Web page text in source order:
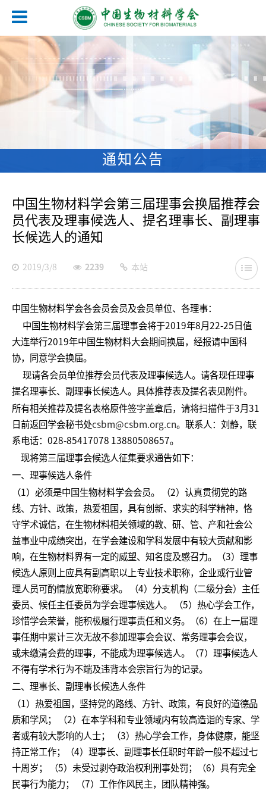
通知公告
中国生物材料学会第三届理事会换届推荐会
员代表及理事候选人、提名理事长、副理事
长候选人的通知
2019/3/8 2239 本站
中国生物材料学会各会员会员及会员单位、各理事：
中国生物材料学会第三届理事会将于2019年8月22-25日值
大连举行2019年中国生物材料大会期间换届，经报请中国科
协，同意学会换届。
现请各会员单位推荐会员代表及理事候选人。请各现任理事
提名理事长、副理事长候选人。具体推荐表及提名表见附件。
所有相关推荐及提名表格原件签字盖章后，请将扫描件于3月31
日前返回学会秘书处csbm@csbm.org.cn。联系人：刘静，联
系电话：028-85417078 13880508657。
现将第三届理事会候选人征集要求通告如下：
一、理事候选人条件
（1）必须是中国生物材料学会会员。 （2）认真贯彻党的路
线、方针、政策，热爱祖国，具有创新、求实的科学精神，恪
守学术诚信，在生物材料相关领域的教、研、管、产和社会公
益事业中成绩突出，在学会建设和学科发展中有较大贡献和影
响，在生物材料界有一定的威望、知名度及感召力。（3）理事
候选人原则上应具有副高职以上专业技术职称，企业或行业管
理人员可酌情放宽职称要求。 （4）分支机构（二级分会）主任
委员、候任主任委员为学会理事候选人。 （5）热心学会工作，
珍惜学会荣誉，能积极履行理事责任和义务。（6）在上一届理
事任期中累计三次无故不参加理事会会议、常务理事会会议，
或未缴清会费的理事，不能成为理事候选人。（7）理事候选人
不得有学术行为不端及违背本会宗旨行为的记录。
二、理事长、副理事长候选人条件
（1）热爱祖国，坚持党的路线、方针、政策，有良好的道德品
质和学风； （2）在本学科和专业领域内有较高造诣的专家、学
者或有较大影响的人士； （3）热心学会工作，身体健康，能坚
持正常工作；（4）理事长、副理事长任职时年龄一般不超过七
十周岁； （5）未受过剥夺政治权利刑事处罚；（6）具有完全
民事行为能力； （7）工作作风民主，团队精神强。